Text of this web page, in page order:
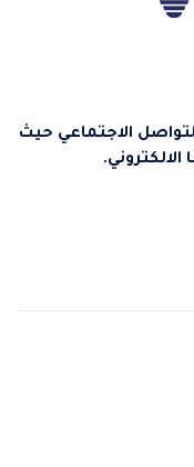
الاجتماعي حيث